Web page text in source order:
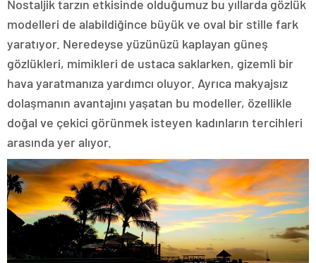
Nostaljik tarzın etkisinde olduğumuz bu yıllarda gözlük
modelleri de alabildiğince büyük ve oval bir stille fark
yaratıyor. Neredeyse yüzünüzü kaplayan güneş
gözlükleri, mimikleri de ustaca saklarken, gizemli bir
hava yaratmanıza yardımcı oluyor. Ayrıca makyajsız
dolaşmanın avantajını yaşatan bu modeller, özellikle
doğal ve çekici görünmek isteyen kadınların tercihleri
arasında yer alıyor.